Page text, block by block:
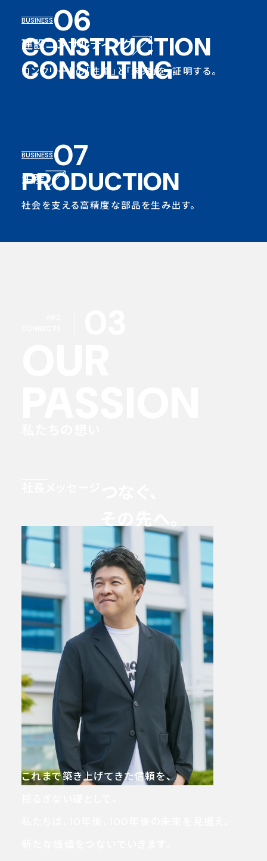
BUSINESS06
CONSTRUCTION
CONSULTING
建設コンサルティング
コンクリートの「性能」と「未来」を、証明する。
BUSINESS07
PRODUCTION
生産
社会を支える高精度な部品を生み出す。
これまで築き上げてきた信頼を、